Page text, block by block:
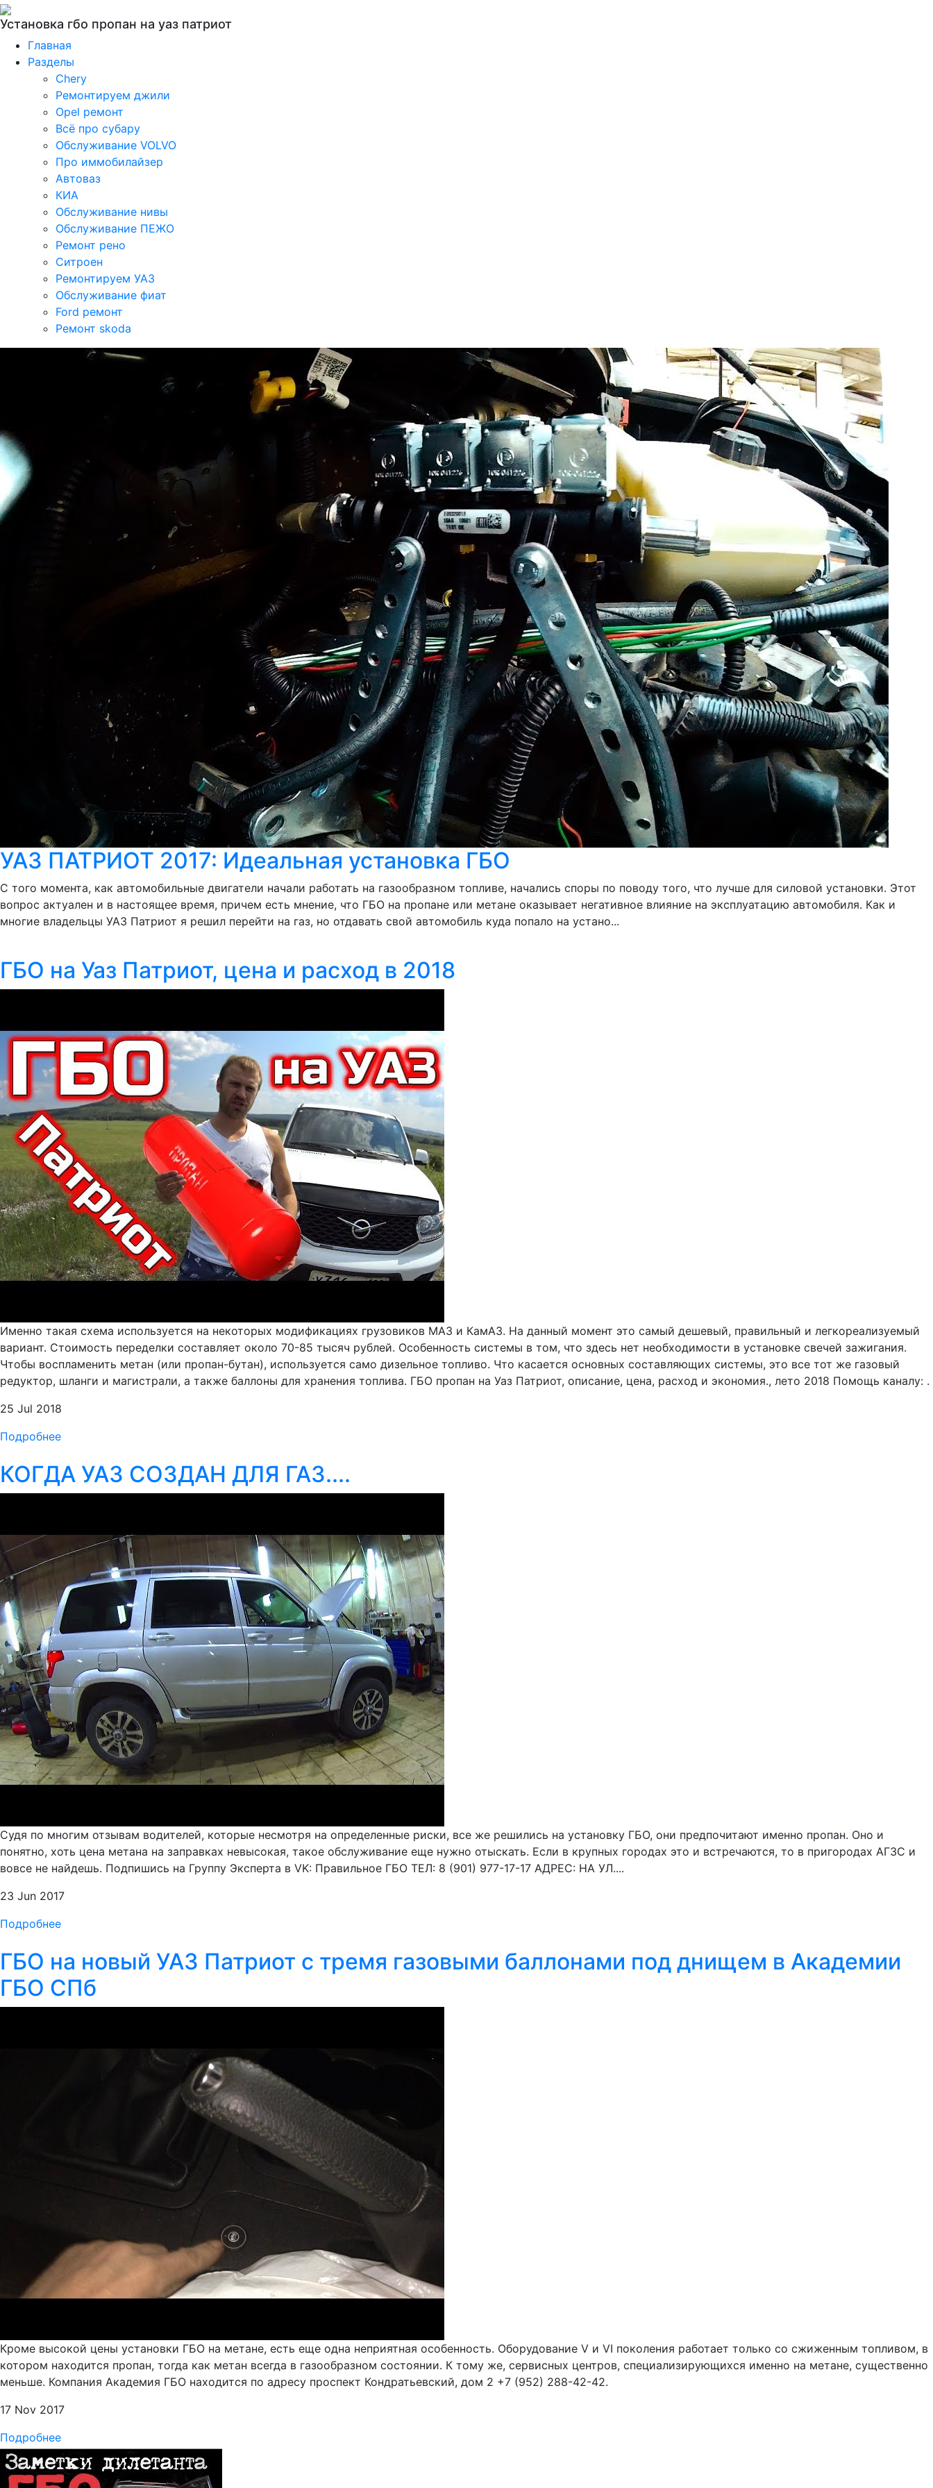
Установка гбо пропан на уаз патриот
Главная
Разделы
Chery
Ремонтируем джили
Opel ремонт
Всё про субару
Обслуживание VOLVO
Про иммобилайзер
Автоваз
КИА
Обслуживание нивы
Обслуживание ПЕЖО
Ремонт рено
Ситроен
Ремонтируем УАЗ
Обслуживание фиат
Ford ремонт
Ремонт skoda
УАЗ ПАТРИОТ 2017: Идеальная установка ГБО
С того момента, как автомобильные двигатели начали работать на газообразном топливе, начались споры по поводу того, что лучше для силовой установки. Этот
вопрос актуален и в настоящее время, причем есть мнение, что ГБО на пропане или метане оказывает негативное влияние на эксплуатацию автомобиля. Как и
многие владельцы УАЗ Патриот я решил перейти на газ, но отдавать свой автомобиль куда попало на устано...
ГБО на Уаз Патриот, цена и расход в 2018
Именно такая схема используется на некоторых модификациях грузовиков МАЗ и КамАЗ. На данный момент это самый дешевый, правильный и легкореализуемый
вариант. Стоимость переделки составляет около 70-85 тысяч рублей. Особенность системы в том, что здесь нет необходимости в установке свечей зажигания.
Чтобы воспламенить метан (или пропан-бутан), используется само дизельное топливо. Что касается основных составляющих системы, это все тот же газовый
редуктор, шланги и магистрали, а также баллоны для хранения топлива. ГБО пропан на Уаз Патриот, описание, цена, расход и экономия., лето 2018 Помощь каналу: .
25 Jul 2018
Подробнее
КОГДА УАЗ СОЗДАН ДЛЯ ГАЗ....
Судя по многим отзывам водителей, которые несмотря на определенные риски, все же решились на установку ГБО, они предпочитают именно пропан. Оно и
понятно, хоть цена метана на заправках невысокая, такое обслуживание еще нужно отыскать. Если в крупных городах это и встречаются, то в пригородах АГЗС и
вовсе не найдешь. Подпишись на Группу Эксперта в VK: Правильное ГБО ТЕЛ: 8 (901) 977-17-17 АДРЕС: НА УЛ....
23 Jun 2017
Подробнее
ГБО на новый УАЗ Патриот с тремя газовыми баллонами под днищем в Академии
ГБО СПб
Кроме высокой цены установки ГБО на метане, есть еще одна неприятная особенность. Оборудование V и VI поколения работает только со сжиженным топливом, в
котором находится пропан, тогда как метан всегда в газообразном состоянии. К тому же, сервисных центров, специализирующихся именно на метане, существенно
меньше. Компания Академия ГБО находится по адресу проспект Кондратьевский, дом 2 +7 (952) 288-42-42.
17 Nov 2017
Подробнее